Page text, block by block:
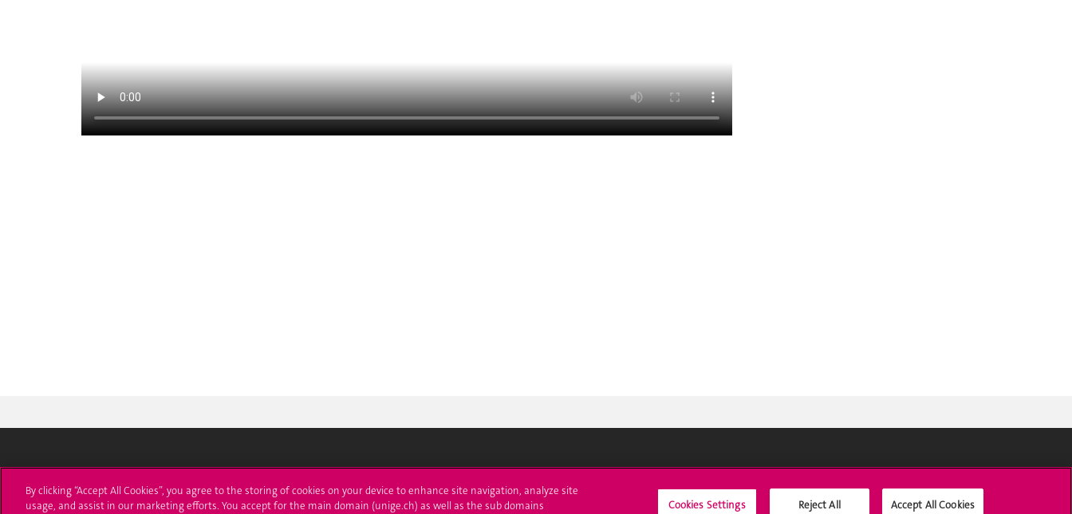
By clicking “Accept All Cookies”, you agree to the storing of cookies on your device to enhance site navigation, analyze site
usage, and assist in our marketing efforts. You accept for the main domain (unige.ch) as well as the sub domains
Cookies Settings Reject All Accept All Cookies